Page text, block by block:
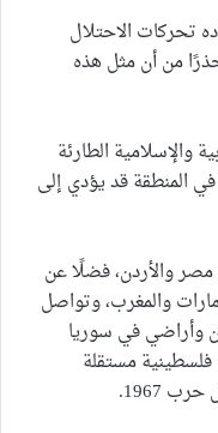
تحركات الاحتلال
من أن مثل هذه
والإسلامية الطارئة
في المنطقة قد يؤدي إلى
مصر والأردن، فضلًا عن
والمغرب، وتواصل
وأراضي في سوريا
فلسطينية مستقلة
1967.